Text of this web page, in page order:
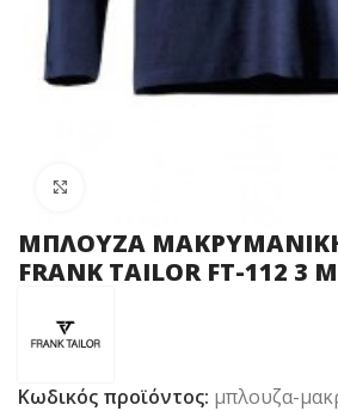
ΜΠΛΟΥΖΑ
FRANK TAILOR FT-112 3
Κωδικός προϊόντος: μπλουζα-